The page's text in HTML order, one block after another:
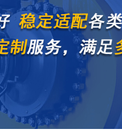
接头定制履带吊旋转接头
盾构机旋转接头
起重机旋转接头